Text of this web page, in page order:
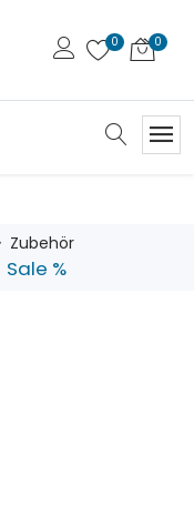
Zubehör
Sale %